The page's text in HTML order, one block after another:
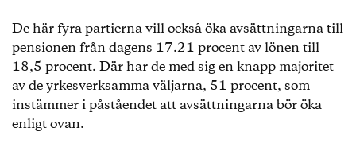
detta sänks den allmänna löneavgiften i
motsvarande utsträckning.
MP: Ja. Miljöpartiet stödjer en höjning av den
allmänna pensionen och om detta kräver en
höjning av pensionsavgiften är vi beredda att
överväga en sådan. Det finns dock andra
De här fyra partierna vill också öka avsättningarna till
pensionen från dagens 17.21 procent av lönen till
18,5 procent. Där har de med sig en knapp majoritet
av de yrkesverksamma väljarna, 51 procent, som
instämmer i påståendet att avsättningarna bör öka
enligt ovan.